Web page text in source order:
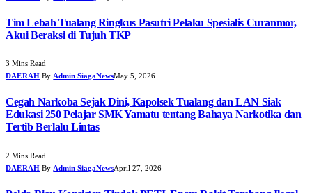
Tim Lebah Tualang Ringkus Pasutri Pelaku Spesialis Curanmor,
Akui Beraksi di Tujuh TKP
3 Mins Read
DAERAH By Admin SiagaNewsMay 5, 2026
Cegah Narkoba Sejak Dini, Kapolsek Tualang dan LAN Siak
Edukasi 250 Pelajar SMK Yamatu tentang Bahaya Narkotika dan
Tertib Berlalu Lintas
2 Mins Read
DAERAH By Admin SiagaNewsApril 27, 2026